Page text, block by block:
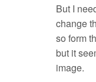
But I
change
so form
but it
image.